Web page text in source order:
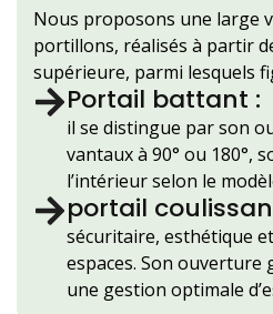
Nous proposons une large
portillons, réalisés à partir
supérieure, parmi lesquels
Portail battant :
il se distingue par son
vantaux à 90° ou 180°,
l’intérieur selon le
portail
sécuritaire, esthétique
espaces. Son ouverture
une gestion optimale